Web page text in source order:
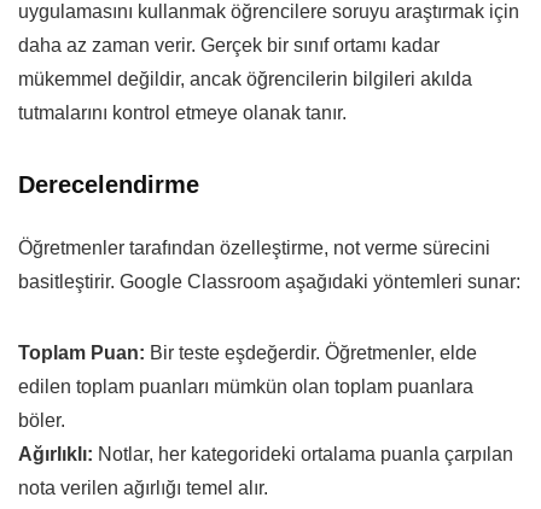
uygulamasını kullanmak öğrencilere soruyu araştırmak için
daha az zaman verir. Gerçek bir sınıf ortamı kadar
mükemmel değildir, ancak öğrencilerin bilgileri akılda
tutmalarını kontrol etmeye olanak tanır.
Derecelendirme
Öğretmenler tarafından özelleştirme, not verme sürecini
basitleştirir. Google Classroom aşağıdaki yöntemleri sunar:
Toplam Puan: Bir teste eşdeğerdir. Öğretmenler, elde
edilen toplam puanları mümkün olan toplam puanlara
böler.
Ağırlıklı: Notlar, her kategorideki ortalama puanla çarpılan
nota verilen ağırlığı temel alır.